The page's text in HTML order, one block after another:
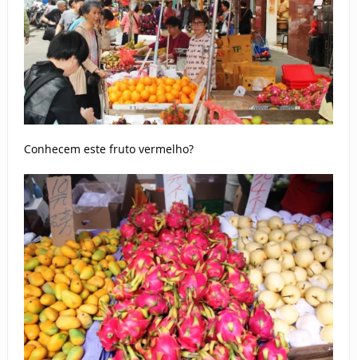
Conhecem este fruto vermelho?